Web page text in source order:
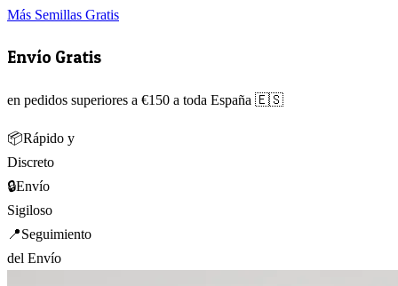
Más Semillas Gratis
Envío Gratis
en pedidos superiores a €150 a toda España 🇪🇸
📦Rápido y
Discreto
🔒Envío
Sigiloso
📍Seguimiento
del Envío